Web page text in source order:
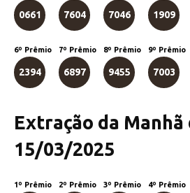
0661 7604 7046 1909
6º Prêmio
2394
7º Prêmio
6897
8º Prêmio
9455
9º Prêmio
7003
Extração da Manhã
15/03/2025
1º Prêmio 2º Prêmio 3º Prêmio 4º Prêmio